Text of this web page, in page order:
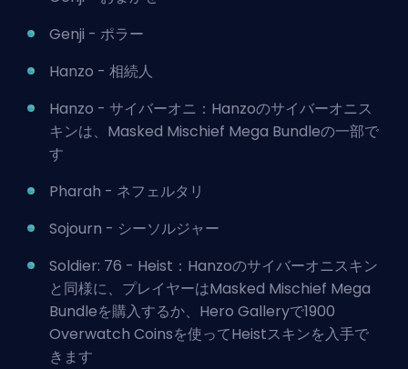
Genji - ポラー
Hanzo - 相続人
Hanzo - サイバーオニ：Hanzoのサイバーオニス
キンは、Masked Mischief Mega Bundleの一部で
す
Pharah - ネフェルタリ
Sojourn - シーソルジャー
Soldier: 76 - Heist：Hanzoのサイバーオニスキン
と同様に、プレイヤーはMasked Mischief Mega
Bundleを購入するか、Hero Galleryで1900
Overwatch Coinsを使ってHeistスキンを入手で
きます